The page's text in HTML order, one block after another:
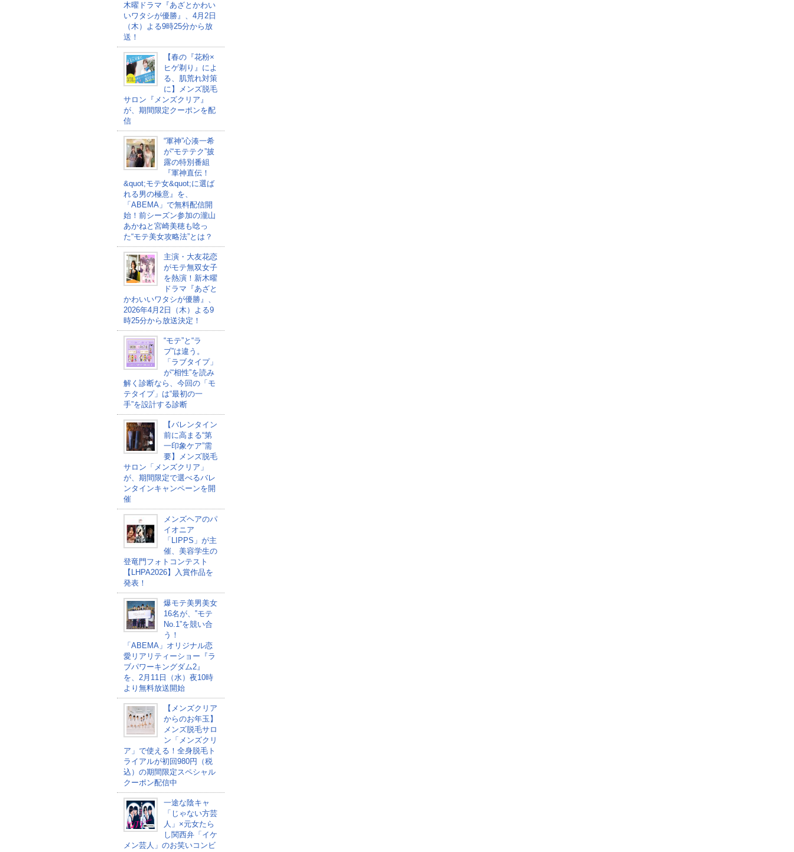
木曜ドラマ『あざとかわい
いワタシが優勝』、4月2日
（木）よる9時25分から放
送！
【春の『花粉×
ヒゲ剃り』によ
る、肌荒れ対策
に】メンズ脱毛
サロン『メンズクリア』
が、期間限定クーポンを配
信
“軍神”心湊一希
が“モテテク”披
露の特別番組
『軍神直伝！
&quot;モテ女&quot;に選ば
れる男の極意』を、
「ABEMA」で無料配信開
始！前シーズン参加の瀧山
あかねと宮崎美穂も唸っ
た“モテ美女攻略法”とは？
主演・大友花恋
がモテ無双女子
を熱演！新木曜
ドラマ『あざと
かわいいワタシが優勝』、
2026年4月2日（木）よる9
時25分から放送決定！
“モテ”と“ラ
ブ”は違う。
「ラブタイプ」
が“相性”を読み
解く診断なら、今回の「モ
テタイプ」は“最初の一
手”を設計する診断
【バレンタイン
前に高まる“第
一印象ケア”需
要】メンズ脱毛
サロン「メンズクリア」
が、期間限定で選べるバレ
ンタインキャンペーンを開
催
メンズヘアのパ
イオニア
「LIPPS」が主
催、美容学生の
登竜門フォトコンテスト
【LHPA2026】入賞作品を
発表！
爆モテ美男美女
16名が、‟モテ
No.1”を競い合
う！
「ABEMA」オリジナル恋
愛リアリティーショー『ラ
ブパワーキングダム2』
を、2月11日（水）夜10時
より無料放送開始
【メンズクリア
からのお年玉】
メンズ脱毛サロ
ン「メンズクリ
ア」で使える！全身脱毛ト
ライアルが初回980円（税
込）の期間限定スペシャル
クーポン配信中
一途な陰キャ
「じゃない方芸
人」×元女たら
し関西弁「イケ
メン芸人」のお笑いコンビ